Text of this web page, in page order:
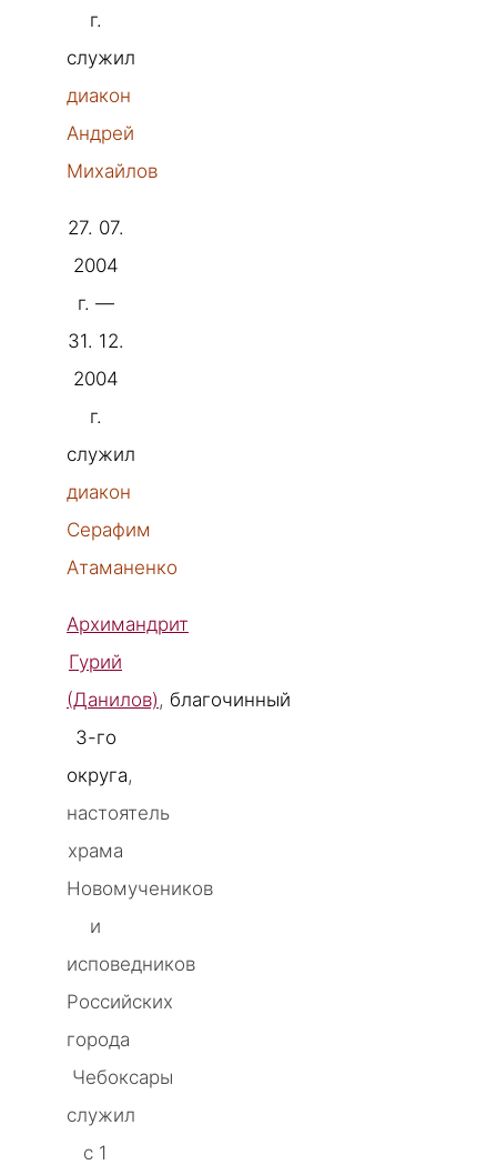
г.
служил
диакон
Андрей
Михайлов
27. 07.
2004
г. —
31. 12.
2004
г.
служил
диакон
Серафим
Атаманенко
Архимандрит
Гурий
(Данилов), благочинный
3-го
округа,
настоятель
храма
Новомучеников
и
исповедников
Российских
города
Чебоксары
служил
с 1